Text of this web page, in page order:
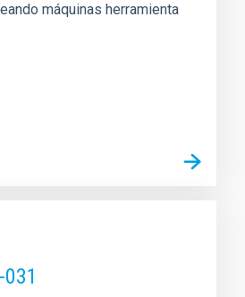
máquinas herramienta